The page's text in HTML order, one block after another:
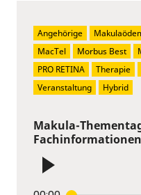
Makula-
Angehörige
MacTel
Morbus Best
PRO RETINA
Therapie
Veranstaltung
Hybrid